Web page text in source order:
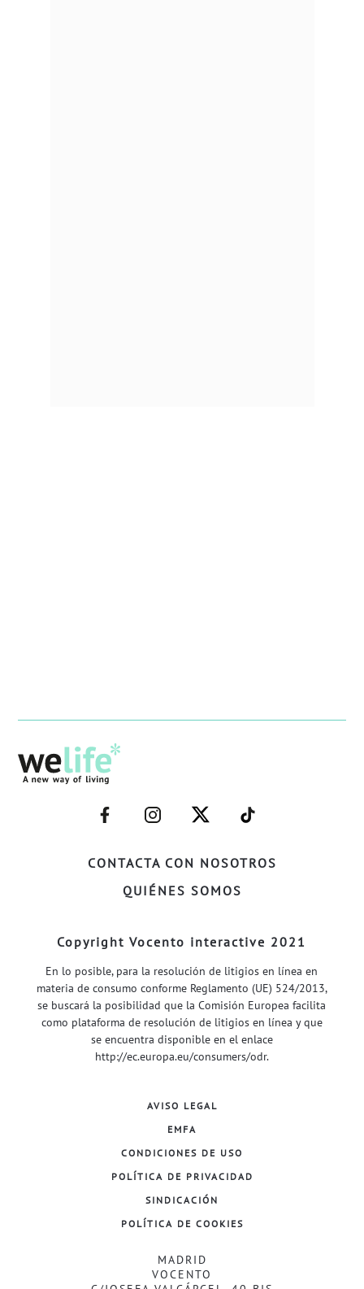
CONTACTA CON NOSOTROS
QUIÉNES SOMOS
–
FACEBOOK–
–
INSTAGRAM–
–
TWITTER–
–
WELIFE–
Copyright Vocento interactive 2021
En lo posible, para la resolución de litigios en línea en
materia de consumo conforme Reglamento (UE) 524/2013,
se buscará la posibilidad que la Comisión Europea facilita
como plataforma de resolución de litigios en línea y que
se encuentra disponible en el enlace
http://ec.europa.eu/consumers/odr.
AVISO LEGAL
EMFA
CONDICIONES DE USO
POLÍTICA DE PRIVACIDAD
SINDICACIÓN
POLÍTICA DE COOKIES
MADRID
VOCENTO